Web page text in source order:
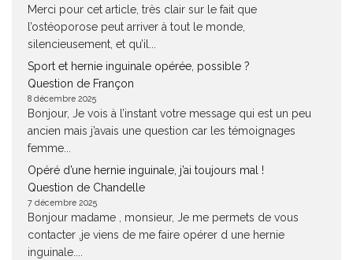
Merci pour cet article, très clair sur le fait que
l’ostéoporose peut arriver à tout le monde,
silencieusement, et qu’il...
Sport et hernie inguinale opérée, possible ?
Question de Françon
8 décembre 2025
Bonjour, Je vois à l’instant votre message qui est un peu
ancien mais j’avais une question car les témoignages
femme...
Opéré d’une hernie inguinale, j’ai toujours mal !
Question de Chandelle
7 décembre 2025
Bonjour madame , monsieur, Je me permets de vous
contacter ,je viens de me faire opérer d une hernie
inguinale....